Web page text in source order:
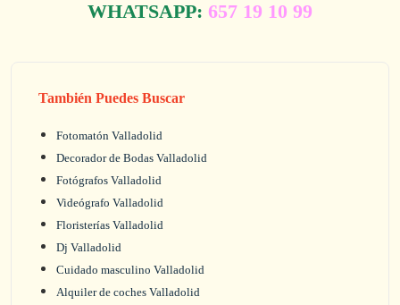
WHATSAPP: 657 19 10 99
También Puedes Buscar
Fotomatón Valladolid
Decorador de Bodas Valladolid
Fotógrafos Valladolid
Videógrafo Valladolid
Floristerías Valladolid
Dj Valladolid
Cuidado masculino Valladolid
Alquiler de coches Valladolid